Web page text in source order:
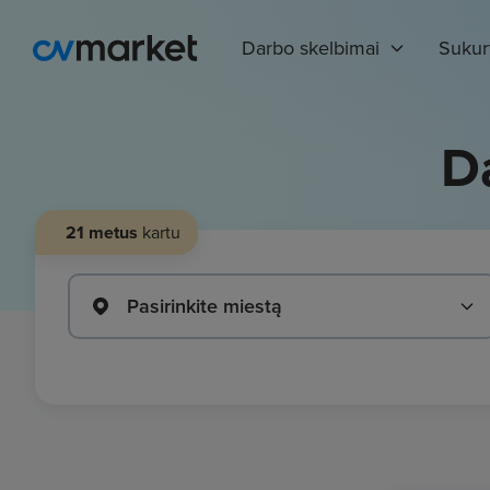
Darbo skelbimai
21 metus kartu
Pasirinkite miestą